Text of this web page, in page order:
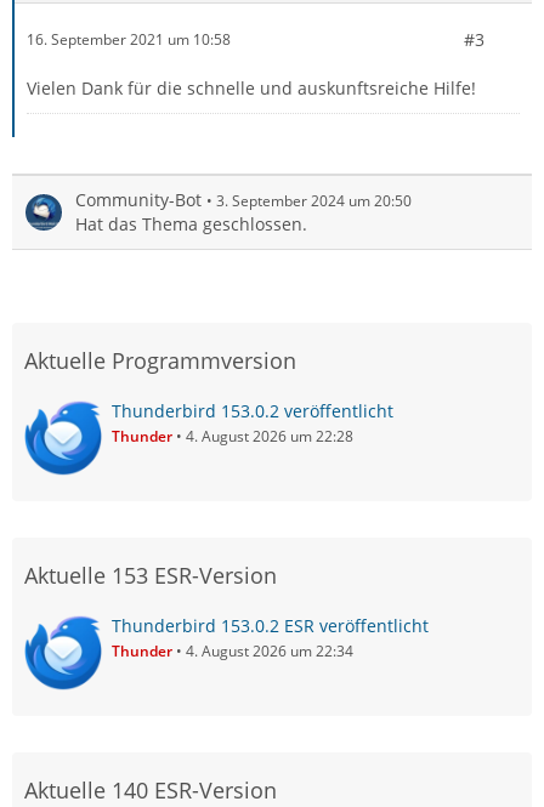
16. September 2021 um 10:58 #3
Vielen Dank für die schnelle und auskunftsreiche Hilfe!
Community-Bot 3. September 2024 um 20:50
Hat das Thema geschlossen.
Aktuelle Programmversion
Thunderbird 153.0.2 veröffentlicht
Thunder 4. August 2026 um 22:28
Aktuelle 153 ESR-Version
Thunderbird 153.0.2 ESR veröffentlicht
Thunder 4. August 2026 um 22:34
Aktuelle 140 ESR-Version